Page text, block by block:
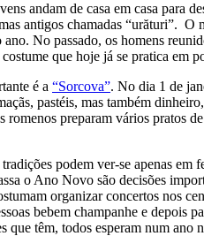
andam de casa em casa para
antigos chamadas “urături”. O
No passado, os homens
que hoje já se pratica em
é a “Sorcova”. No dia 1 de
pastéis, mas também
preparam vários pratos
podem ver-se apenas
o Ano Novo são decisões
organizar concertos nos
bebem champanhe e depois
que têm, todos esperam num ano